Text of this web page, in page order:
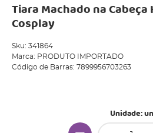
Tiara Machado na
Cosplay
Sku: 341864
Marca: PRODUTO IMPORTADO
Código de Barras: 7899956703263
Unidade: un